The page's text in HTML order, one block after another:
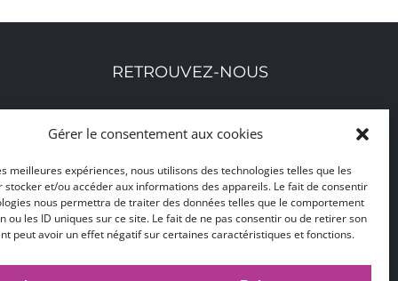
Gérer le consentement aux cookies
meilleures expériences, nous utilisons des technologies telles que les
stocker et/ou accéder aux informations des appareils. Le fait de consentir
nous permettra de traiter des données telles que le comportement
ou les ID uniques sur ce site. Le fait de ne pas consentir ou de retirer son
peut avoir un effet négatif sur certaines caractéristiques et fonctions.
RETROUVEZ-NOUS
d'ouverture
CLIQUEZ ICI